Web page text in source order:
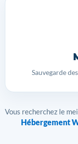
Sauvegarde
Vous recherchez le
Hébergement